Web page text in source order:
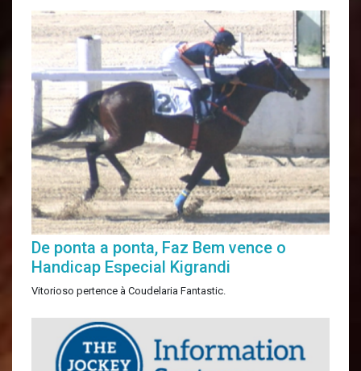
De ponta a ponta, Faz Bem vence o
Handicap Especial Kigrandi
Vitorioso pertence à Coudelaria Fantastic.